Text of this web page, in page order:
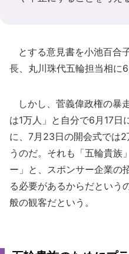
とする意見書を小池百合
長、丸川珠代五輪担当相に6
しかし、菅義偉政権の暴
は1万人」と自分で6月17日
に、7月23日の開会式では
うのだ。それも「五輪貴族
ー」と、スポンサー企業の
る必要があるからだという
般の観客だという。